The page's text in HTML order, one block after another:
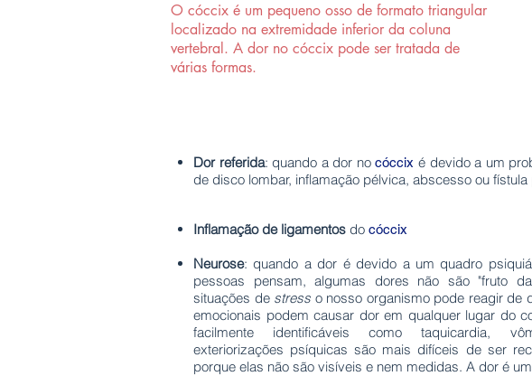
O cóccix é um pequeno osso de formato triangular
localizado na extremidade inferior da coluna
vertebral. A dor no cóccix pode ser tratada de
várias formas.
Dor referida: quando a dor nocóccix é devido a um
de disco lombar, inflamação pélvica, abscesso ou
Inflamação de ligamentos do cóccix
Neurose: quando a dor é devido a um quadro
pessoas pensam, algumas dores não são "fruto
situações de stress o nosso organismo pode reagir de
emocionais podem causar dor em qualquer lugar do
facilmente identificáveis como taquicardia,
exteriorizações psíquicas são mais difíceis de ser
porque elas não são visíveis e nem medidas. A dor é